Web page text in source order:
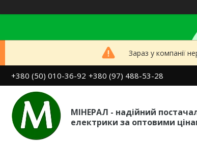
Зараз у компанії
+380 (50) 010-36-92 +380 (97) 488-53-28
МІНЕРАЛ - надійний
електрики за оптовими